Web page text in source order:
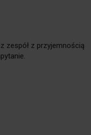
zespół z przyjemnością